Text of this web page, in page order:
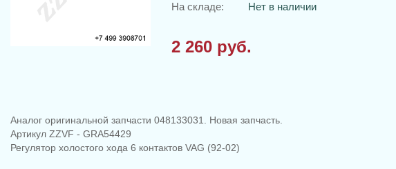
На складе: Нет в наличии
2 260 руб.
Аналог оригинальной запчасти 048133031. Новая запчасть.
Артикул ZZVF - GRA54429
Регулятор холостого хода 6 контактов VAG (92-02)